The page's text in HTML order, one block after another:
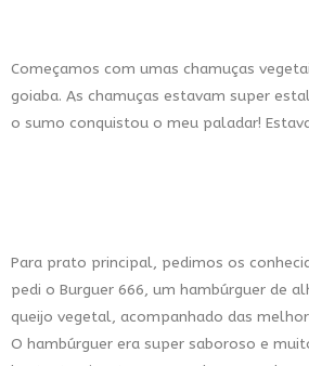
Começamos com umas chamuças
goiaba. As chamuças estavam super
o sumo conquistou o meu paladar!
Para prato principal, pedimos os
pedi o Burguer 666, um hambúrguer de
queijo vegetal, acompanhado das
O hambúrguer era super saboroso e